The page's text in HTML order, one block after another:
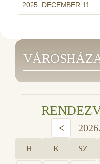
2025. DECEMBER 11.
<
H K SZ